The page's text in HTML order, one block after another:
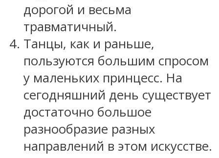
дорогой и весьма
травматичный.
Танцы, как и раньше,
пользуются большим спросом
у маленьких принцесс. На
сегодняшний день существует
достаточно большое
разнообразие разных
направлений в этом искусстве.